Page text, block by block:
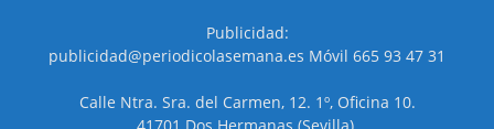
Publicidad:
publicidad@periodicolasemana.es Móvil 665 93 47 31
Calle Ntra. Sra. del Carmen, 12. 1º, Oficina 10.